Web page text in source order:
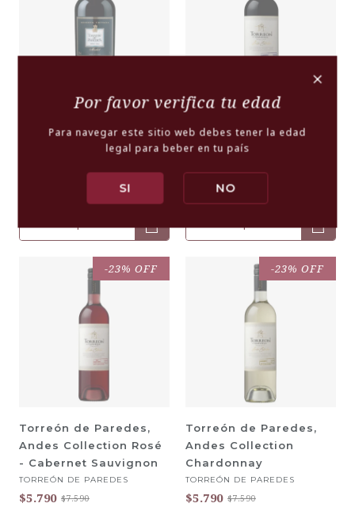
Reserva Privada Merlot
TORREÓN DE PAREDES
+
-
Andes Collection
Carménère
TORREÓN DE PAREDES
$5.790 $7.590
+
-
-23% OFF
Torreón de Paredes,
Andes Collection Rosé
- Cabernet Sauvignon
TORREÓN DE PAREDES
$5.790 $7.590
-23% OFF
Torreón de Paredes,
Andes Collection
Chardonnay
TORREÓN DE PAREDES
$5.790 $7.590
+
Por favor verifica tu edad
Para navegar este sitio web debes tener la edad
legal para beber en tu país
SI NO